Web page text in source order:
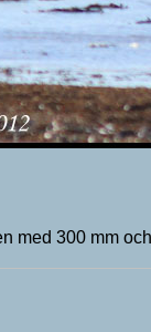
med 300 mm